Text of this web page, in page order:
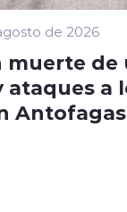
de 2026
muerte de
ataques a